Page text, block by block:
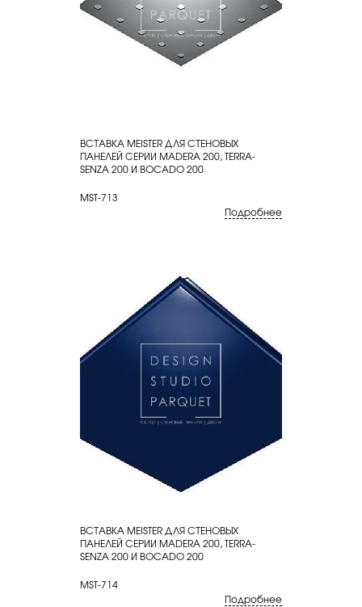
КУПИТЬ
ВСТАВКА MEISTER ДЛЯ СТЕНОВЫХ
ПАНЕЛЕЙ СЕРИИ MADERA 200, TERRA-
SENZA 200 И BOCADO 200
MST-713
Подробнее
КУПИТЬ
ВСТАВКА MEISTER ДЛЯ СТЕНОВЫХ
ПАНЕЛЕЙ СЕРИИ MADERA 200, TERRA-
SENZA 200 И BOCADO 200
MST-714
Подробнее